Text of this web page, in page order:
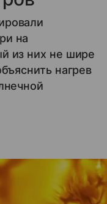
на
из них не шире
нагрев